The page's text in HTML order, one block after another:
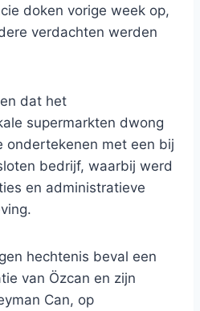
doken vorige week op,
verdachten werden
dat het
supermarkten dwong
ondertekenen met een bij
bedrijf, waarbij werd
en administratieve
hechtenis beval een
van Özcan en zijn
Can, op